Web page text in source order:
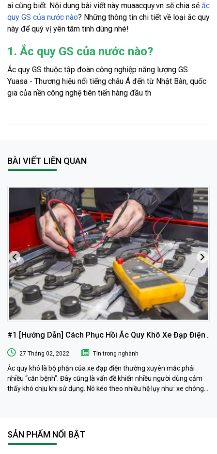
ai cũng biết. Nội dung bài viết này muaacquy.vn sẽ chia sẻ ắc
quy GS của nước nào? Những thông tin chi tiết về loại ắc quy
này để quý vị yên tâm tinh dùng nhé!
1. Ắc quy GS của nước nào?
Ắc quy GS thuộc tập đoàn công nghiệp năng lượng GS
Yuasa - Thương hiệu nổi tiếng châu Á đến từ Nhật Bàn, quốc
gia của nền công nghệ tiên tiến hàng đầu th
BÀI VIẾT LIÊN QUAN
#1 [Hướng Dẫn] Cách Phục Hồi Ắc Quy Khô Xe Đạp Điện
Tại Nhà
27 Tháng 02, 2022 Tin trong nghành
Ắc quy khô là bộ phận của xe đạp điện thường xuyên mắc phải
nhiều “căn bệnh”. Đây cũng là vấn đề khiến nhiều người dùng cảm
thấy khó chịu khi sử dụng. Nó kéo theo nhiều hệ lụy như: xe chóng
cách đơn giản và hiệu quả như ở tiệm dưỡng nhé!
SẢN PHẨM NỔI BẬT